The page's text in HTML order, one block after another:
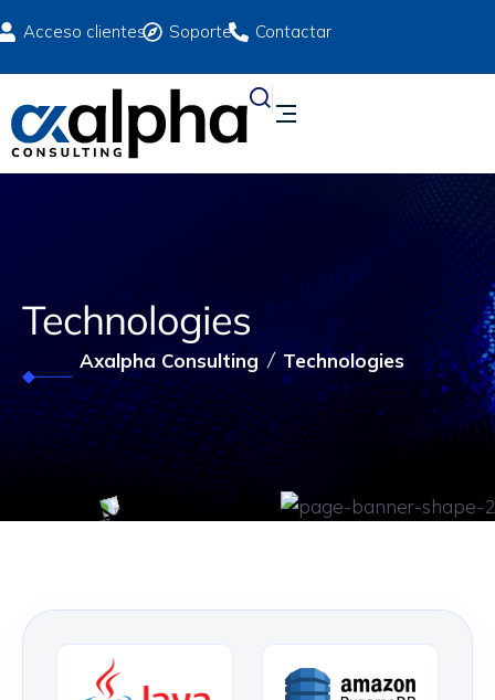
Acceso clientes Soporte Contactar
Technologies
Axalpha Consulting Technologies